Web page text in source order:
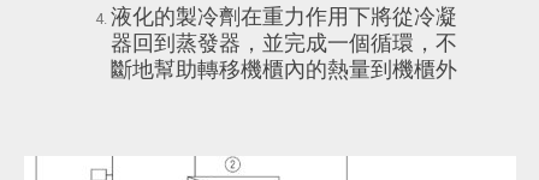
液化的製冷劑在重力作用下將從冷凝
器回到蒸發器，並完成一個循環，不
斷地幫助轉移機櫃內的熱量到機櫃外